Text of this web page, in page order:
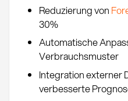
Reduzierung von
30%
Automatische
Verbrauchsmuster
Integration externer
verbesserte